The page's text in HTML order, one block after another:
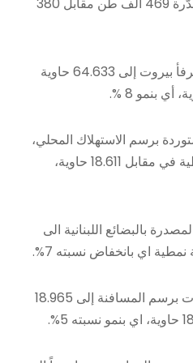
وارتفع مجموع الحاويات في مرفأ بيروت إلى 64.633 حاوية
برسم الاستهلاك المحلي،
فبلغ عددها 22.528 حاوية نمطية في مقابل 18.611 حاوية،
بالبضائع اللبنانية الى
في حين ارتفعت حركة الحاويات برسم المسافنة إلى 18.965